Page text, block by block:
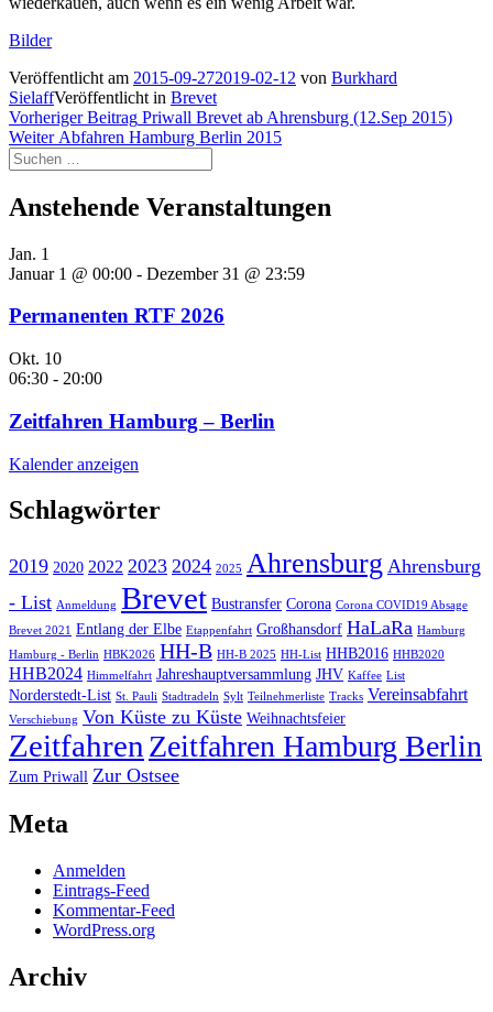
Bilder
Veröffentlicht am 2015-09-272019-02-12 von Burkhard
SielaffVeröffentlicht in Brevet
Beitragsnavigation
Vorheriger Beitrag Vorheriger
Beitrag:
Priwall Brevet ab Ahrensburg (12.Sep 2015)
Weiter Nächster
Beitrag:
Abfahren Hamburg Berlin 2015
Suchen
nach:
Anstehende Veranstaltungen
Jan. 1
Januar 1 @ 00:00 - Dezember 31 @ 23:59
Permanenten RTF 2026
Okt. 10
06:30 - 20:00
Zeitfahren Hamburg – Berlin
Kalender anzeigen
Schlagwörter
2019 2020 2022 2023 2024 2025 Ahrensburg Ahrensburg
- List Anmeldung Brevet Bustransfer Corona Corona COVID19 Absage
Brevet 2021 Entlang der Elbe Etappenfahrt Großhansdorf HaLaRa Hamburg
Hamburg - Berlin HBK2026 HH-B HH-B 2025 HH-List HHB2016 HHB2020
HHB2024 Himmelfahrt Jahreshauptversammlung JHV Kaffee List
Norderstedt-List St. Pauli Stadtradeln Sylt Teilnehmerliste Tracks Vereinsabfahrt
Verschiebung Von Küste zu Küste Weihnachtsfeier
ZeitfahrenZeitfahren Hamburg Berlin
Zum Priwall Zur Ostsee
Meta
Anmelden
Eintrags-Feed
Kommentar-Feed
WordPress.org
Archiv